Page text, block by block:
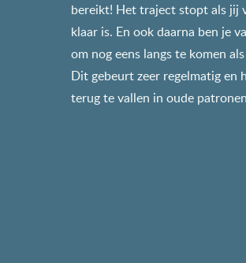
bereikt! Het traject stopt als jij
klaar is. En ook daarna ben je
om nog eens langs te komen
Dit gebeurt zeer regelmatig en
terug te vallen in oude